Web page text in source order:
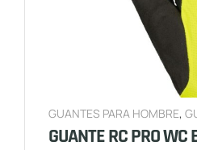
GUANTES PARA HOMBRE,
GUANTE RC PRO WC